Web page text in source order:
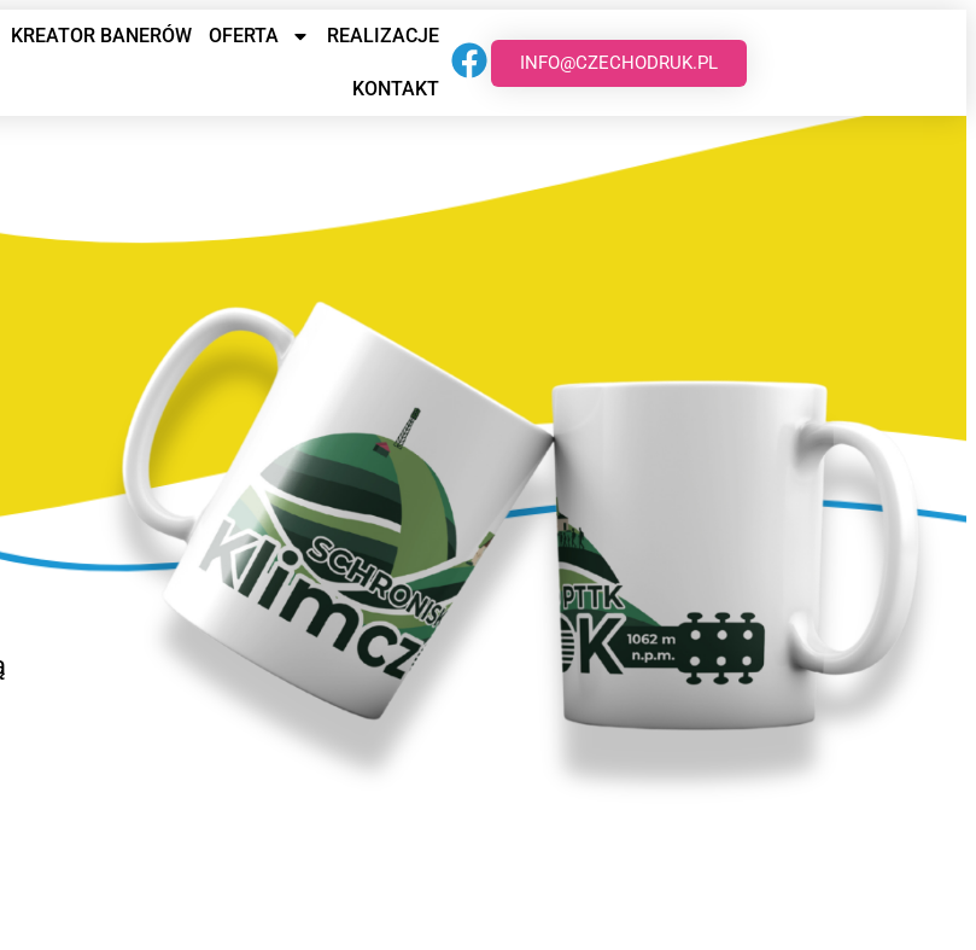
KREATOR BANERÓW OFERTA REALIZACJE
KONTAKT
INFO@CZECHODRUK.PL